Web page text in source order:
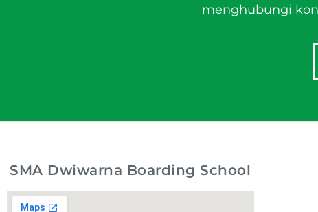
menghubungi
SMA Dwiwarna Boarding School